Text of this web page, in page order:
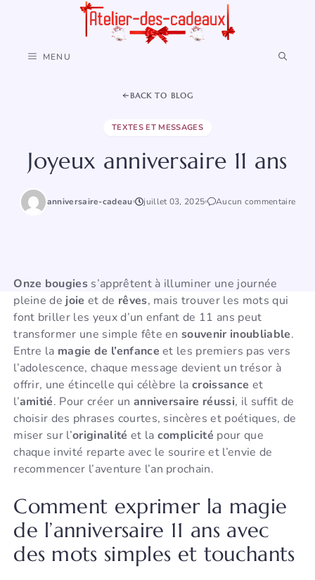
MENU
BACK TO BLOG
TEXTES ET MESSAGES
Joyeux anniversaire 11 ans
anniversaire-cadeau juillet 03, 2025 Aucun commentaire
Onze bougies s’apprêtent à illuminer une journée
pleine de joie et de rêves, mais trouver les mots qui
font briller les yeux d’un enfant de 11 ans peut
transformer une simple fête ensouvenir inoubliable.
Entre la magie de l’enfance et les premiers pas vers
l’adolescence, chaque message devient un trésor à
offrir, une étincelle qui célèbre lacroissance et
l’amitié. Pour créer un anniversaire réussi, il suffit de
choisir des phrases courtes, sincères et poétiques, de
miser sur l’originalité et la complicité pour que
chaque invité reparte avec le sourire et l’envie de
recommencer l’aventure l’an prochain.
Comment exprimer la magie
de l’anniversaire 11 ans avec
des mots simples et touchants